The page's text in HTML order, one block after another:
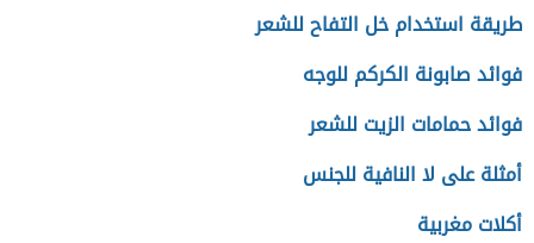
طريقة استخدام خل التفاح للشعر
فوائد صابونة الكركم للوجه
فوائد حمامات الزيت للشعر
أمثلة على لا النافية للجنس
أكلات مغربية